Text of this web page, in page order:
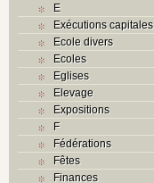
E
Exécutions capitales
Ecole divers
Ecoles
Eglises
Elevage
Expositions
F
Fédérations
Fêtes
Finances